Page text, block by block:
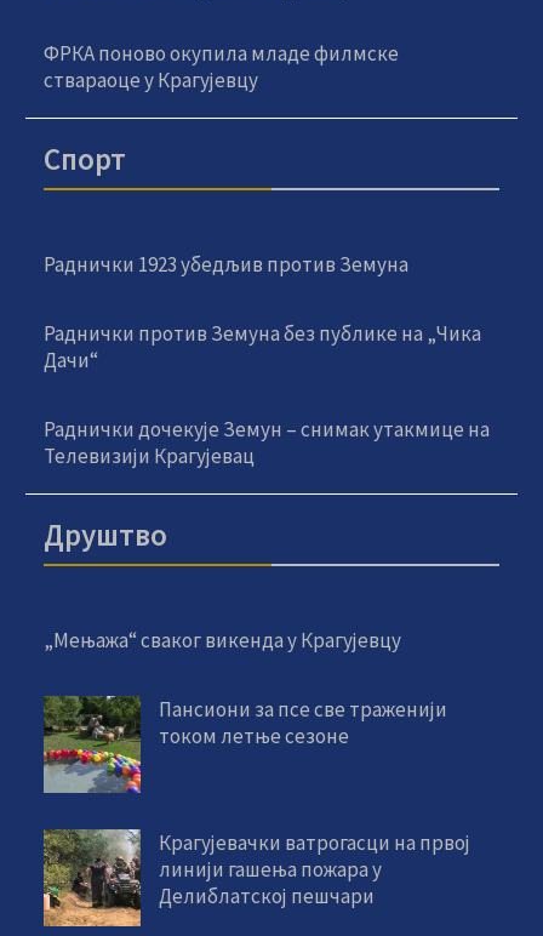
ФРКА поново окупила младе филмске
ствараоце у Крагујевцу
Спорт
Раднички 1923 убедљив против Земуна
Раднички против Земуна без публике на „Чика
Дачи“
Раднички дочекује Земун – снимак утакмице на
Телевизији Крагујевац
Друштво
„Мењажа“ сваког викенда у Крагујевцу
Пансиони за псе све траженији
током летње сезоне
Крагујевачки ватрогасци на првој
линији гашења пожара у
Делиблатској пешчари